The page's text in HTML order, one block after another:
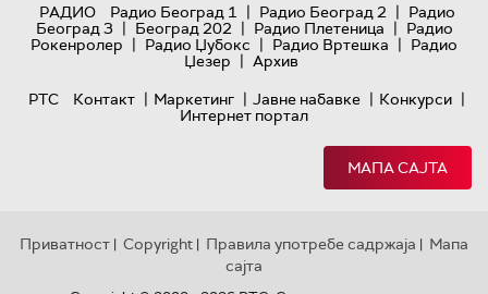
РАДИО
Радио Београд 1 | Радио Београд 2 | Радио
Београд 3 | Београд 202 | Радио Плетеница | Радио
Рокенролер | Радио Џубокс | Радио Вртешка | Радио
Џезер | Архив
РТС
Контакт | Маркетинг | Јавне набавке | Конкурси |
Интернет портал
МАПА САЈТА
Приватност | Copyright | Правила употребе садржаја | Мапа
сајта